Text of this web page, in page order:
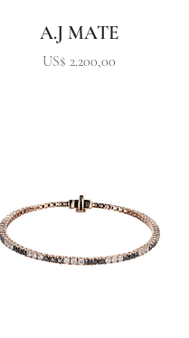
A.J MATE
Precio
US$ 2.200,00